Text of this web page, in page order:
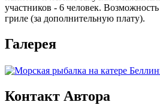
участников - 6 человек.
гриле (за дополнительную плату).
Галерея
Контакт Автора